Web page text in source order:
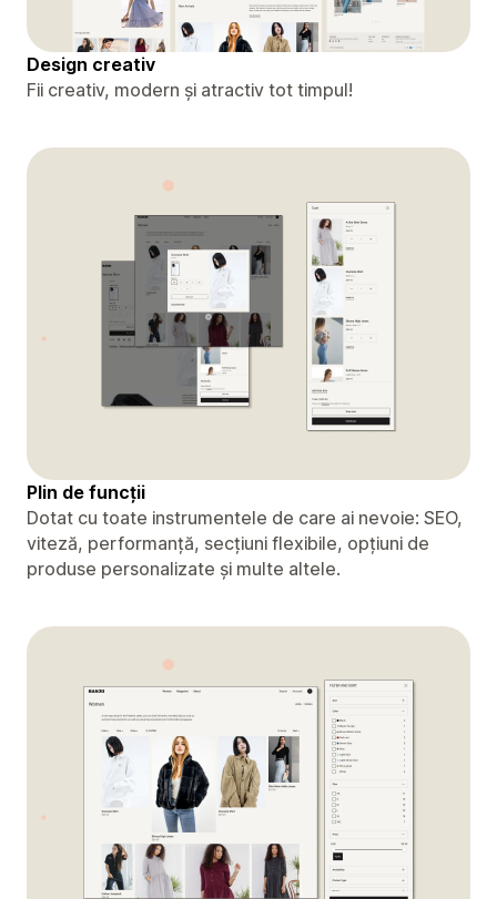
Design creativ
Fii creativ, modern și atractiv tot timpul!
Plin de funcții
Dotat cu toate instrumentele de care ai nevoie: SEO,
viteză, performanță, secțiuni flexibile, opțiuni de
produse personalizate și multe altele.